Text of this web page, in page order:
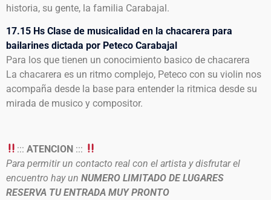
historia, su gente, la familia Carabajal.
17.15 Hs Clase de musicalidad en la chacarera para
bailarines dictada por Peteco Carabajal
Para los que tienen un conocimiento basico de chacarera
La chacarera es un ritmo complejo, Peteco con su violin nos
acompaña desde la base para entender la ritmica desde su
mirada de musico y compositor.
:::ATENCION :::
Para permitir un contacto real con el artista y disfrutar el
encuentro hay un NUMERO LIMITADO DE LUGARES
RESERVA TU ENTRADA MUY PRONTO